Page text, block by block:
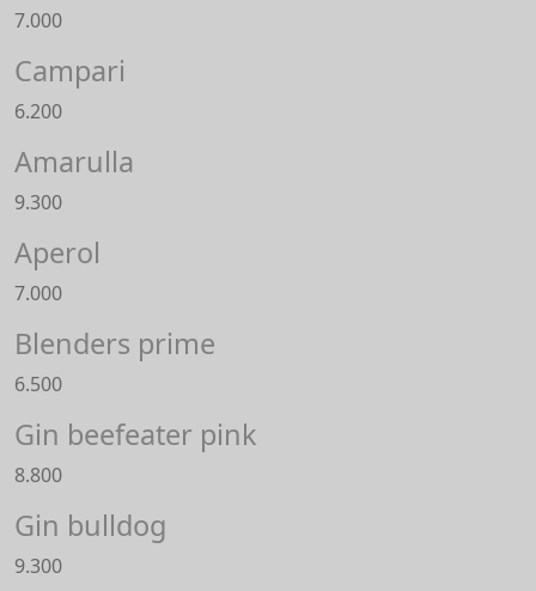
7.000
Campari
6.200
Amarulla
9.300
Aperol
7.000
Blenders prime
6.500
Gin beefeater pink
8.800
Gin bulldog
9.300